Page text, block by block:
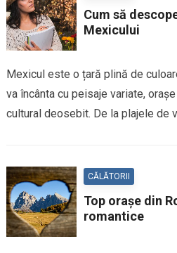
Cum să
Mexicului
Mexicul este o țară plină de
va încânta cu peisaje variate,
cultural deosebit. De la plajele de
CĂLĂTORII
Top orașe din
romantice